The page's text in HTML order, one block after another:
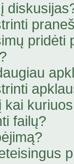
pridėti
kai
failų?